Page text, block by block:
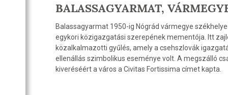
BALASSAGYARMAT,
Balassagyarmat 1950-ig Nógrád vármegye
egykori közigazgatási szerepének mementója. Itt
közalkalmazotti gyűlés, amely a csehszlovák
ellenállás szimbolikus eseménye volt. A megszálló
kiveréséért a város a Civitas Fortissima címet kapta.